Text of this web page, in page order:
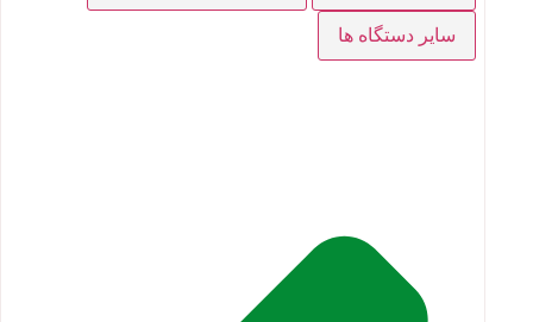
سایر دستگاه ها